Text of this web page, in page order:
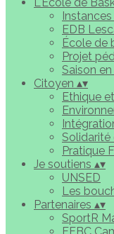
EDB
École de
Projet
Saison
Citoyen ▴▾
Ethique
Solidarité
Pratique
Je soutiens ▴▾
UNSED
Les
Partenaires ▴▾
SportR